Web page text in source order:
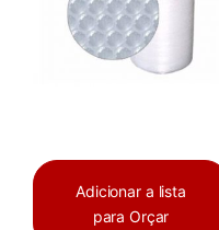
Adicionar a lista
para Orçar